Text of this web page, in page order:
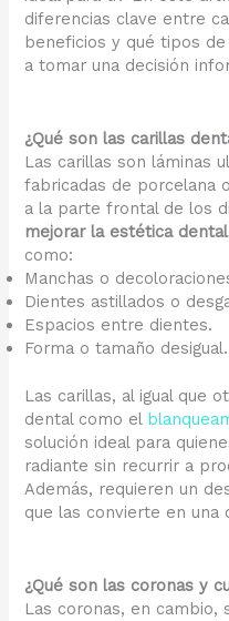
diferencias clave entre
beneficios y qué tipos
a tomar una decisión
¿Qué son las carillas
Las carillas son láminas
fabricadas de porcelana
a la parte frontal de los
mejorar la estética dental
como:
Manchas o
Dientes astillados o
Espacios entre dientes.
Forma o tamaño desigual.
Las carillas, al igual que
dental como el
solución ideal para
radiante sin recurrir a
Además, requieren un
que las convierte en una
¿Qué son las coronas y
Las coronas, en cambio,